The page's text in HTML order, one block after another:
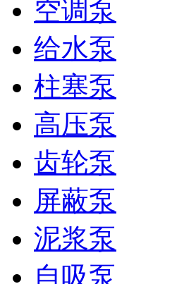
空调泵
给水泵
柱塞泵
高压泵
齿轮泵
屏蔽泵
泥浆泵
自吸泵